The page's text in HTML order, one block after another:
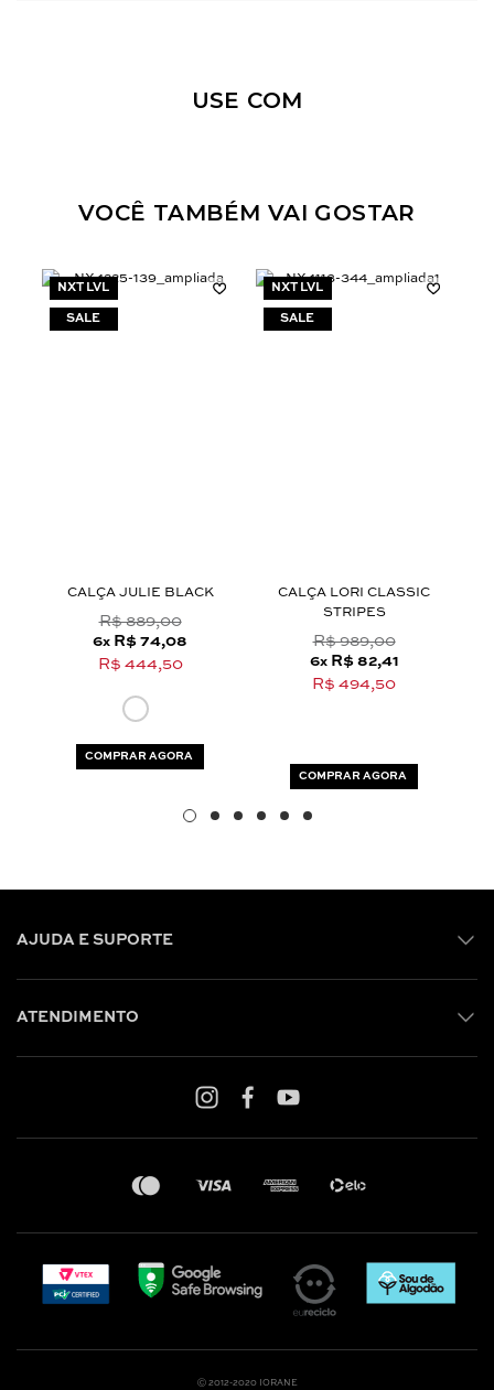
Selecione o tamanho que você deseja:
USE COM
VOCÊ TAMBÉM VAI GOSTAR
NXT LVL
CALÇA JULIE BLACK
R$ 889,00
6x R$ 74,08
R$ 444,50
COMPRAR AGORA
NXT LVL
CALÇA LORI CLASSIC
STRIPES
R$ 989,00
6x R$ 82,41
R$ 494,50
COMPRAR AGORA
AJUDA E SUPORTE
ATENDIMENTO
Whatsapp: (31) 97219-6604
Nossas Lojas
Ⓒ 2012-2020 IORANE